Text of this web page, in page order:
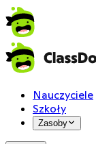
Nauczyciele
Szkoły
Zasoby